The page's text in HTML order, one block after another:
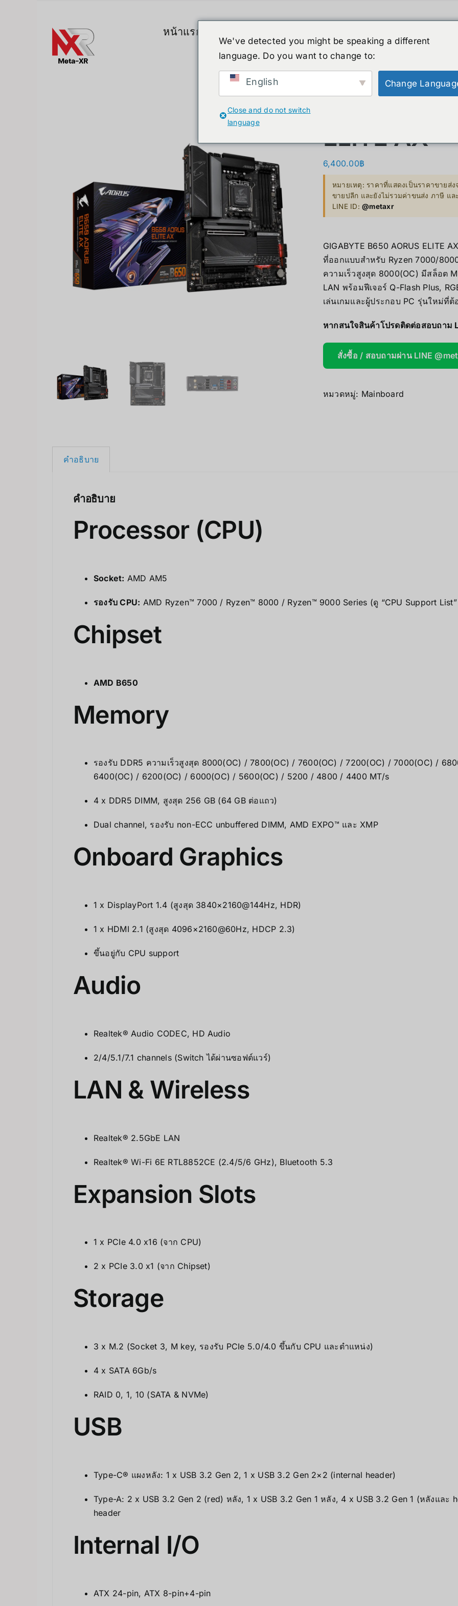
หน้าแรก
A. VR / AR / XR
MR (Mixed Reality)
Quest & Quest Accessories
Apple Vision Pro
B. Smart Glasses &
C. GPU
VGA Card
Computer
AOOSTAR
Wireless
สินค้าลดราคา
เกี่ยวกับเรา
ELITE AX
6,400.00฿
หมายเหตุ: ราคาที่แสดงเป็นราคาขายส่
ขายปลีก และยังไม่รวมค่าขนส่ง ภาษี แ
LINE ID:@metaxr
GIGABYTE B650 AORUS ELITE
ที่ออกแบบสำหรับ Ryzen 7000/
ความเร็วสูงสุด 8000(OC) มีสล็อต
LAN พร้อมฟีเจอร์ Q-Flash Plus,
เล่นเกมและผู้ประกอบ PC รุ่นใหม่ที่
หากสนใจสินค้าโปรดติดต่อสอบถาม
สั่งซื้อ / สอบถามผ่าน LINE
หมวดหมู่: Mainboard
คำอธิบาย
คำอธิบาย
Processor (CPU)
Socket: AMD AM5
รองรับ CPU: AMD Ryzen™ 7000 / Ryzen™ 8000 / Ryzen™ 9000 Series (ดู “CPU Support List”
Chipset
AMD B650
Memory
รองรับ DDR5 ความเร็วสูงสุด 8000(OC) / 7800(OC) / 7600(OC) / 7200(OC) / 7000(OC) /
6400(OC) / 6200(OC) / 6000(OC) / 5600(OC) / 5200 / 4800 / 4400 MT/s
4 x DDR5 DIMM, สูงสุด 256 GB (64 GB ต่อแถว)
Dual channel, รองรับ non-ECC unbuffered DIMM, AMD EXPO™ และ XMP
Onboard Graphics
1 x DisplayPort 1.4 (สูงสุด 3840×2160@144Hz, HDR)
1 x HDMI 2.1 (สูงสุด 4096×2160@60Hz, HDCP 2.3)
ขึ้นอยู่กับ CPU support
Audio
Realtek® Audio CODEC, HD Audio
2/4/5.1/7.1 channels (Switch ได้ผ่านซอฟต์แวร์)
LAN & Wireless
Realtek® 2.5GbE LAN
Realtek® Wi-Fi 6E RTL8852CE (2.4/5/6 GHz), Bluetooth 5.3
Expansion Slots
1 x PCIe 4.0 x16 (จาก CPU)
2 x PCIe 3.0 x1 (จาก Chipset)
Storage
3 x M.2 (Socket 3, M key, รองรับ PCIe 5.0/4.0 ขึ้นกับ CPU และตำแหน่ง)
4 x SATA 6Gb/s
RAID 0, 1, 10 (SATA & NVMe)
USB
Type-C® แผงหลัง: 1 x USB 3.2 Gen 2, 1 x USB 3.2 Gen 2×2 (internal header)
Type-A: 2 x USB 3.2 Gen 2 (red) หลัง, 1 x USB 3.2 Gen 1 หลัง, 4 x USB 3.2 Gen 1 (หลังและ
header
Internal I/O
ATX 24-pin, ATX 8-pin+4-pin
We've detected you might be speaking a different
language. Do you want to change to:
English Change
Close and do not switch
language